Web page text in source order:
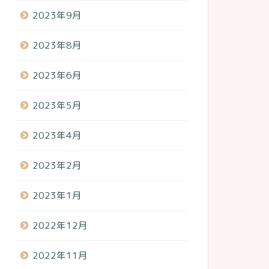
2023年9月
2023年8月
2023年6月
2023年5月
2023年4月
2023年2月
2023年1月
2022年12月
2022年11月